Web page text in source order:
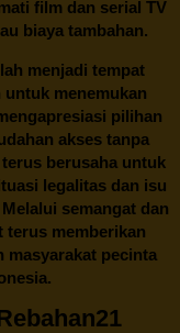
film dan serial TV
biaya tambahan.
menjadi tempat
menemukan
pilihan
akses tanpa
berusaha untuk
legalitas dan isu
semangat dan
terus memberikan
masyarakat pecinta